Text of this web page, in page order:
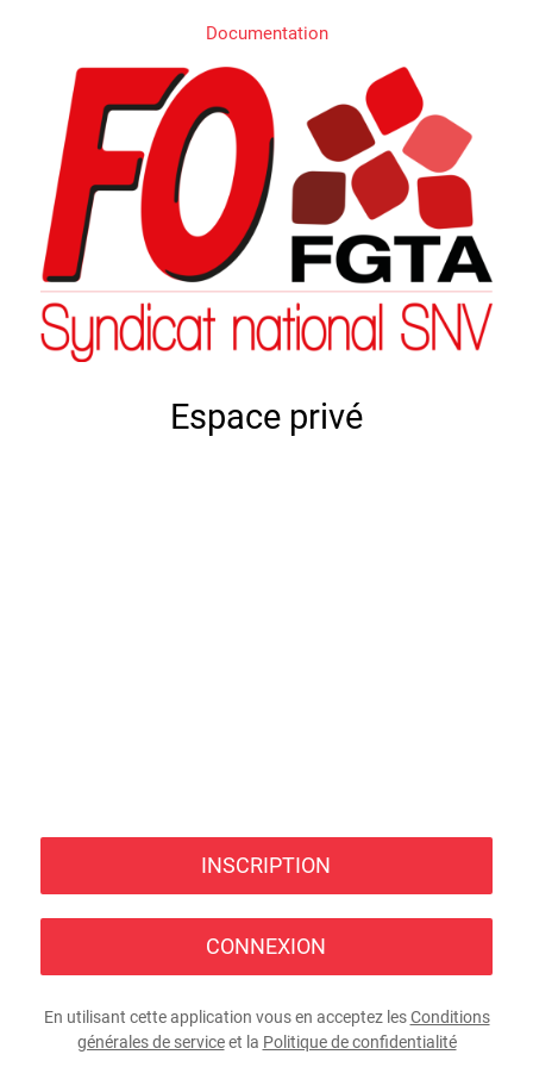
Documentation
Espace privé
INSCRIPTION
CONNEXION
En utilisant cette application vous en acceptez lesConditions
générales de serviceet la Politique de confidentialité